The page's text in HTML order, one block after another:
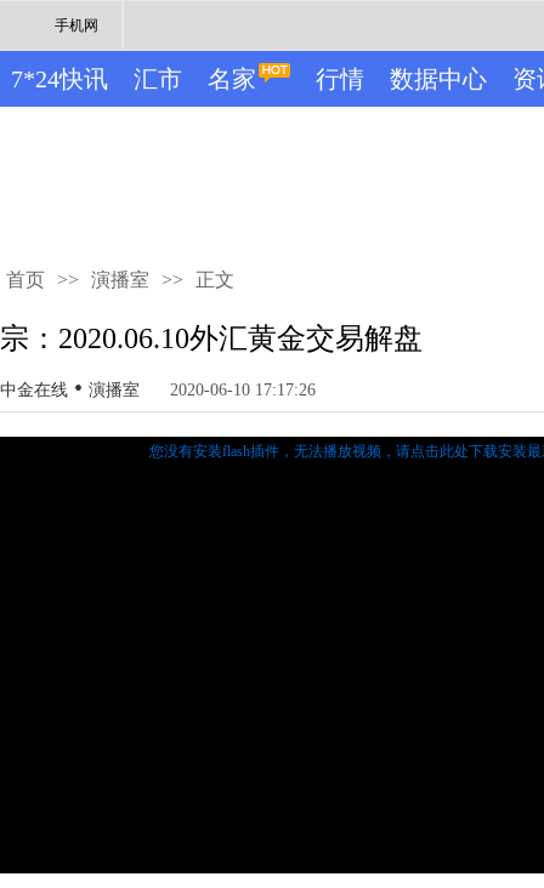
手机网
7*24快讯 汇市 名家 行情 数据中心 资
首页 >> 演播室 >> 正文
宗：2020.06.10外汇黄金交易解盘
中金在线 • 演播室 2020-06-10 17:17:26
您没有安装flash插件，无法播放视频， 请点击此处下载安装